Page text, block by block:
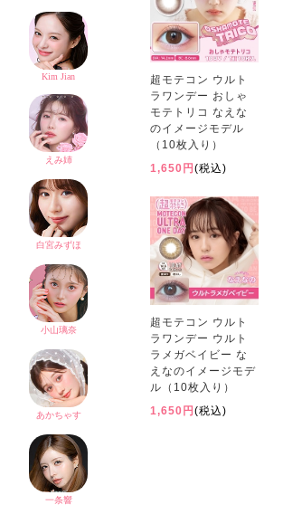
超モテコン ウルト
ラワンデー おしゃ
モテトリコ なえな
のイメージモデル
（10枚入り）
1,650円 (税込)
超モテコン ウルト
ラワンデー ウルト
ラメガベイビー な
えなのイメージモデ
ル（10枚入り）
1,650円 (税込)